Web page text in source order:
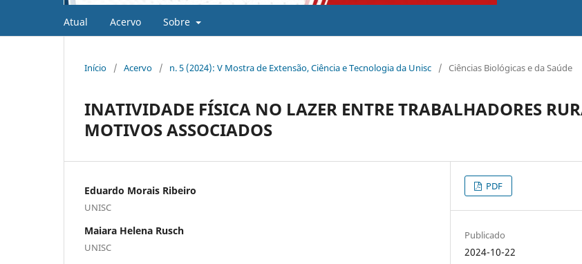
Atual Acervo Sobre
Início / Acervo / n. 5 (2024): V Mostra de Extensão, Ciência e Tecnologia da Unisc / Ciências Biológicas e da Saúde
INATIVIDADE FÍSICA NO LAZER ENTRE TRABALHADORES
MOTIVOS ASSOCIADOS
Eduardo Morais Ribeiro
UNISC
Maiara Helena Rusch
UNISC
PDF
Publicado
2024-10-22